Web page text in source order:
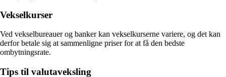
Vekselkurser
Ved vekselbureauer og banker kan vekselkurserne variere, og det kan
derfor betale sig at sammenligne priser for at få den bedste
ombytningsrate.
Tips til valutaveksling